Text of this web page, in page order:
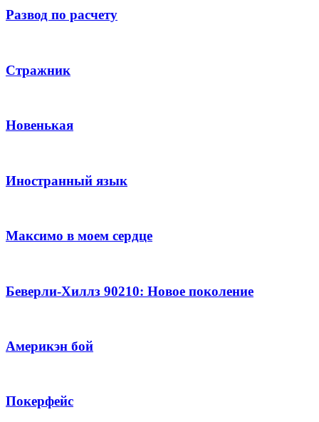
Развод по расчету
Стражник
Новенькая
Иностранный язык
Максимо в моем сердце
Беверли-Хиллз 90210: Новое поколение
Америкэн бой
Покерфейс